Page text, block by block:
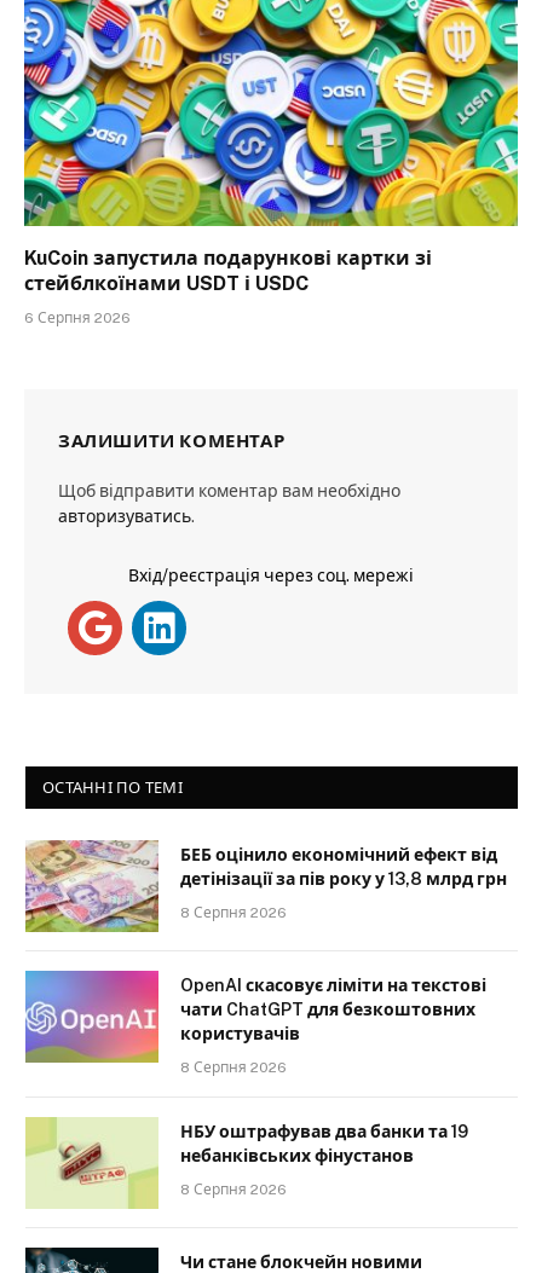
KuCoin запустила подарункові картки зі
стейблкоїнами USDT і USDC
6 Серпня 2026
ЗАЛИШИТИ КОМЕНТАР
Щоб відправити коментар вам необхідно
авторизуватись.
Вхід/реєстрація через соц. мережі
ОСТАННІ ПО ТЕМІ
БЕБ оцінило економічний ефект від
детінізації за пів року у 13,8 млрд грн
8 Серпня 2026
OpenAI скасовує ліміти на текстові
чати ChatGPT для безкоштовних
користувачів
8 Серпня 2026
НБУ оштрафував два банки та 19
небанківських фінустанов
8 Серпня 2026
Чи стане блокчейн новими